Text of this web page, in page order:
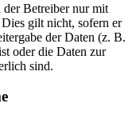
der Betreiber nur mit
gilt nicht, sofern er
der Daten (z. B.
oder die Daten zur
sind.